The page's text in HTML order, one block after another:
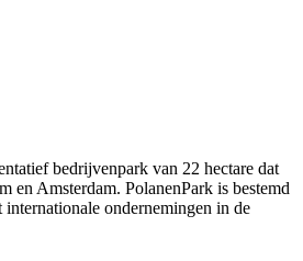
bedrijvenpark van 22 hectare dat
en Amsterdam. PolanenPark is bestemd
ondernemingen in de